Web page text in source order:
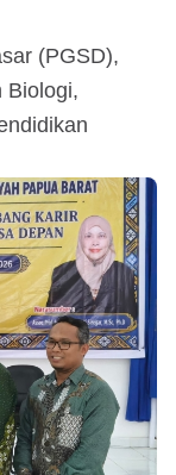
(PGSD),
Biologi,